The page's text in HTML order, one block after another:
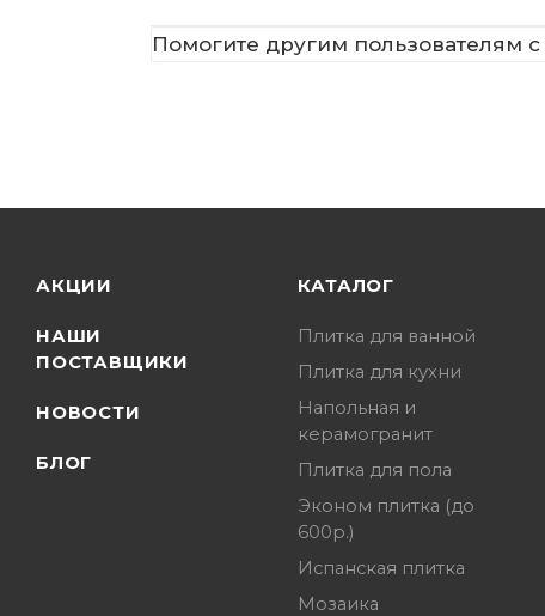
Помогите другим пользователям
АКЦИИ
НАШИ
ПОСТАВЩИКИ
НОВОСТИ
БЛОГ
КАТАЛОГ
Плитка для ванной
Плитка для кухни
Напольная и
керамогранит
Плитка для пола
Эконом плитка (до
600р.)
Испанская плитка
Мозаика